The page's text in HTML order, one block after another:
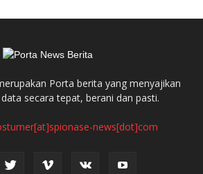
Porta berita yang menyajikan
secara tepat, berani dan pasti.
news[dot]com